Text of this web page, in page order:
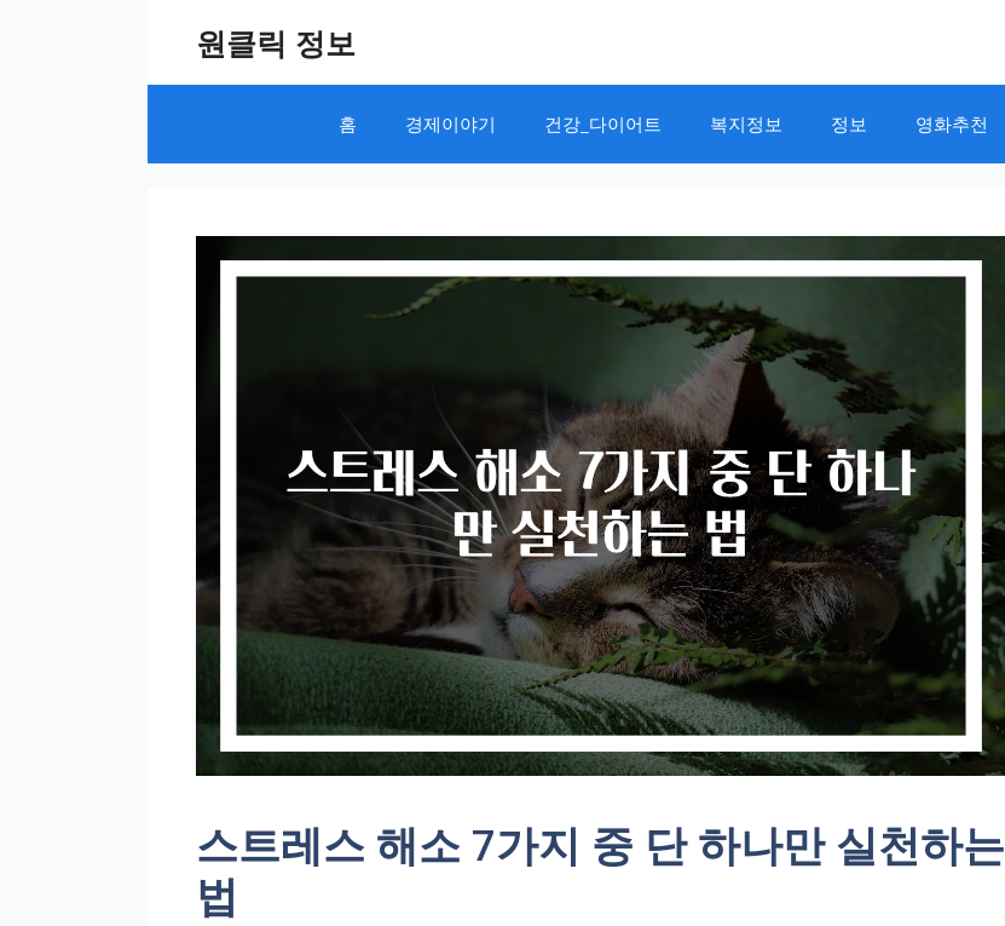
원클릭 정보
홈 경제이야기 건강_다이어트 복지정보 정보 영화추천
스트레스 해소 7가지 중 단 하나만 실천하는
법